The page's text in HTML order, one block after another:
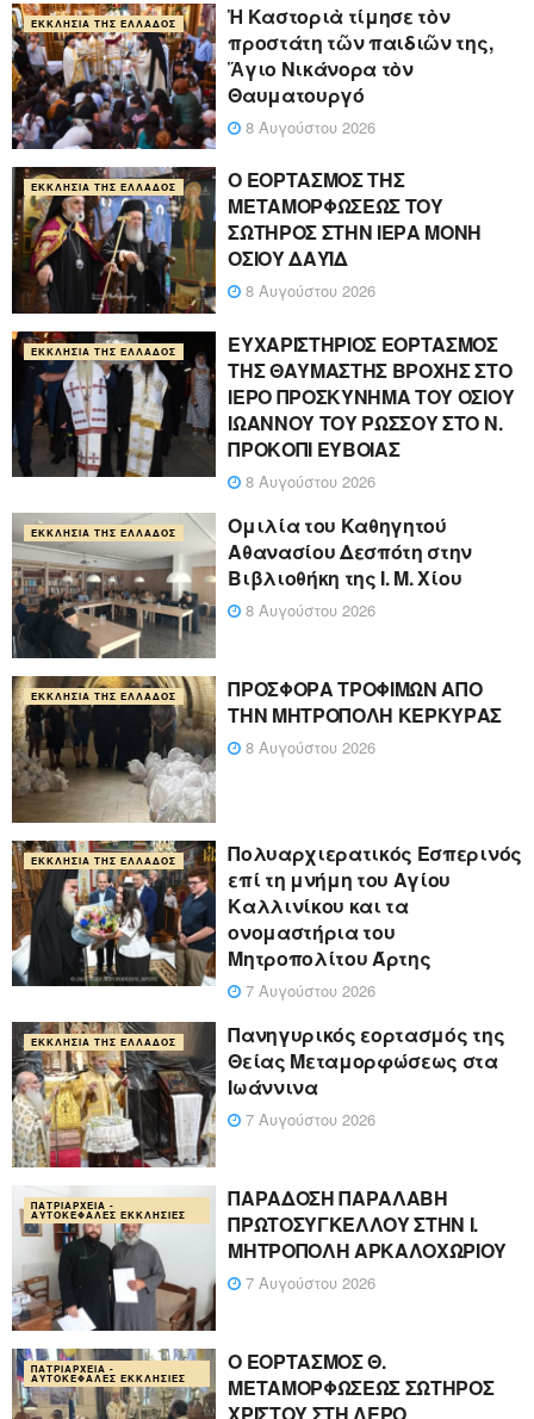
ΕΚΚΛΗΣΊΑ ΤΗΣ ΕΛΛΆΔΟΣ
Ἡ Καστοριὰ τίμησε τὸν
προστάτη τῶν παιδιῶν της,
Ἅγιο Νικάνορα τὸν
Θαυματουργό
8 Αυγούστου 2026
ΕΚΚΛΗΣΊΑ ΤΗΣ ΕΛΛΆΔΟΣ
Ο ΕΟΡΤΑΣΜΟΣ ΤΗΣ
ΜΕΤΑΜΟΡΦΩΣΕΩΣ ΤΟΥ
ΣΩΤΗΡΟΣ ΣΤΗΝ ΙΕΡΑ ΜΟΝΗ
ΟΣΙΟΥ ΔΑΥΪΔ
8 Αυγούστου 2026
ΕΚΚΛΗΣΊΑ ΤΗΣ ΕΛΛΆΔΟΣ
ΕΥΧΑΡΙΣΤΗΡΙΟΣ ΕΟΡΤΑΣΜΟΣ
ΤΗΣ ΘΑΥΜΑΣΤΗΣ ΒΡΟΧΗΣ ΣΤΟ
ΙΕΡΟ ΠΡΟΣΚΥΝΗΜΑ ΤΟΥ ΟΣΙΟΥ
ΙΩΑΝΝΟΥ ΤΟΥ ΡΩΣΣΟΥ ΣΤΟ Ν.
ΠΡΟΚΟΠΙ ΕΥΒΟΙΑΣ
8 Αυγούστου 2026
ΕΚΚΛΗΣΊΑ ΤΗΣ ΕΛΛΆΔΟΣ
Ομιλία του Καθηγητού
Αθανασίου Δεσπότη στην
Βιβλιοθήκη της Ι. Μ. Χίου
8 Αυγούστου 2026
ΕΚΚΛΗΣΊΑ ΤΗΣ ΕΛΛΆΔΟΣ
ΠΡΟΣΦΟΡΑ ΤΡΟΦΙΜΩΝ ΑΠΟ
ΤΗΝ ΜΗΤΡΟΠΟΛΗ ΚΕΡΚΥΡΑΣ
8 Αυγούστου 2026
ΕΚΚΛΗΣΊΑ ΤΗΣ ΕΛΛΆΔΟΣ
Πολυαρχιερατικός Εσπερινός
επί τη μνήμη του Αγίου
Καλλινίκου και τα
ονομαστήρια του
Μητροπολίτου Άρτης
7 Αυγούστου 2026
ΕΚΚΛΗΣΊΑ ΤΗΣ ΕΛΛΆΔΟΣ
Πανηγυρικός εορτασμός της
Θείας Μεταμορφώσεως στα
Ιωάννινα
7 Αυγούστου 2026
ΠΑΤΡΙΑΡΧΕΊΑ -
ΑΥΤΟΚΈΦΑΛΕΣ ΕΚΚΛΗΣΊΕΣ
ΠΑΡΑΔΟΣΗ ΠΑΡΑΛΑΒΗ
ΠΡΩΤΟΣΥΓΚΕΛΛΟΥ ΣΤΗΝ Ι.
ΜΗΤΡΟΠΟΛΗ ΑΡΚΑΛΟΧΩΡΙΟΥ
7 Αυγούστου 2026
ΠΑΤΡΙΑΡΧΕΊΑ -
ΑΥΤΟΚΈΦΑΛΕΣ ΕΚΚΛΗΣΊΕΣ
Ο ΕΟΡΤΑΣΜΟΣ Θ.
ΜΕΤΑΜΟΡΦΩΣΕΩΣ ΣΩΤΗΡΟΣ